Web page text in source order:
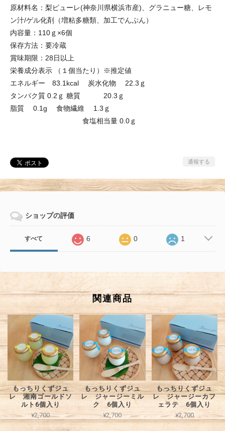
原材料名：梨ピューレ(神奈川県横浜市産)、グラニュー糖、レモ
ン汁/ゲル化剤（増粘多糖類、加工でんぷん）
内容量：110ｇ×6個
保存方法：要冷蔵
賞味期限：28日以上
栄養成分表示 （１個当たり）※推定値
エネルギー 83.1kcal 炭水化物 22.3ｇ
タンパク質 0.2ｇ 糖質 20.3ｇ
脂質 0.1g 食物繊維 1.3ｇ
食塩相当量 0.0ｇ
通報する
ショップの評価
すべて 6 0 1
関連商品
もっちりくずジュ
レ 湘南ゴールドソ
ルト6個入り
¥2,700
もっちりくずジュ
レ ジャージーミル
ク 6個入り
¥2,700
もっちりくずジュ
レ ジャージーカフ
ェラテ 6個入り
¥2,700